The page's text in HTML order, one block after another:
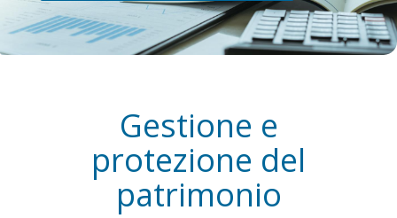
Gestione e
protezione del
patrimonio